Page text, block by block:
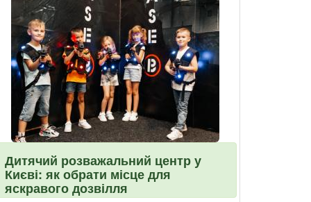
Дитячий розважальний центр у
Києві: як обрати місце для
яскравого дозвілля